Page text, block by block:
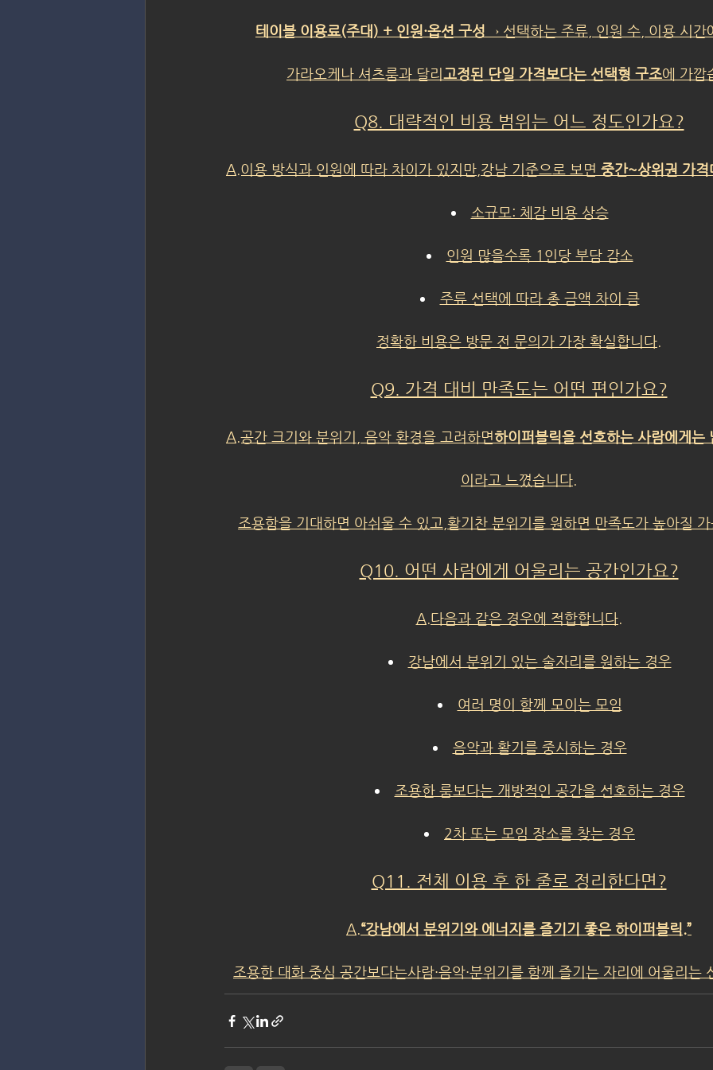
테이블 이용료(주대) + 인원·옵션 구성 → 선택하는 주류, 인원 수, 이용 시간
가라오케나 셔츠룸과 달리 고정된 단일 가격보다는 선택형 구조에 가깝
Q8. 대략적인 비용 범위는 어느 정도인가요?
A.이용 방식과 인원에 따라 차이가 있지만,강남 기준으로 보면 중간~상위권 가격
소규모: 체감 비용 상승
인원 많을수록 1인당 부담 감소
주류 선택에 따라 총 금액 차이 큼
정확한 비용은 방문 전 문의가 가장 확실합니다.
Q9. 가격 대비 만족도는 어떤 편인가요?
A.공간 크기와 분위기, 음악 환경을 고려하면하이퍼블릭을 선호하는 사람에게는
이라고 느꼈습니다.
조용함을 기대하면 아쉬울 수 있고,활기찬 분위기를 원하면 만족도가 높아질
Q10. 어떤 사람에게 어울리는 공간인가요?
A.다음과 같은 경우에 적합합니다.
강남에서 분위기 있는 술자리를 원하는 경우
여러 명이 함께 모이는 모임
음악과 활기를 중시하는 경우
조용한 룸보다는 개방적인 공간을 선호하는 경우
2차 또는 모임 장소를 찾는 경우
Q11. 전체 이용 후 한 줄로 정리한다면?
A. “강남에서 분위기와 에너지를 즐기기 좋은 하이퍼블릭.”
조용한 대화 중심 공간보다는사람·음악·분위기를 함께 즐기는 자리에 어울리는